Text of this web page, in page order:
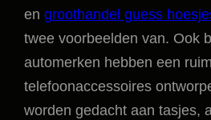
en groothandel guess
twee voorbeelden van. Ook
automerken hebben een
telefoonaccessoires
worden gedacht aan tasjes,